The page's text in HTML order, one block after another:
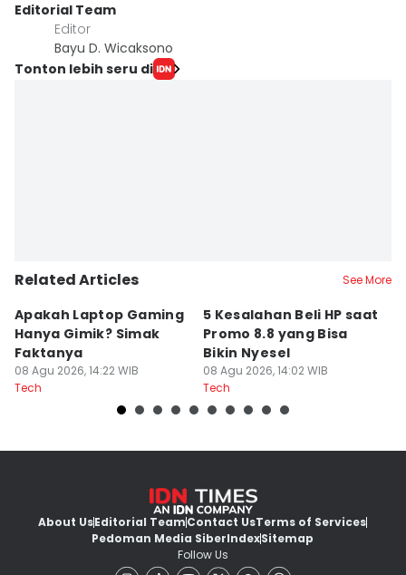
Editorial Team
Editor
Bayu D. Wicaksono
Tonton lebih seru di
Related Articles See More
Apakah Laptop Gaming
Hanya Gimik? Simak
Faktanya
08 Agu 2026, 14:22 WIB
Tech
5 Kesalahan Beli HP saat
Promo 8.8 yang Bisa
Bikin Nyesel
08 Agu 2026, 14:02 WIB
Tech
About UsEditorial TeamContact UsTerms of Services
Pedoman Media SiberIndexSitemap
Follow Us